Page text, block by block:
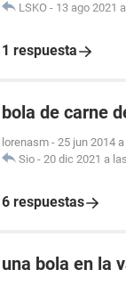
LSKO - 13 ago 2021
1 respuesta
bola de carne
lorenasm - 25 jun 2014
Sio - 20 dic 2021 a
6 respuestas
una bola en la